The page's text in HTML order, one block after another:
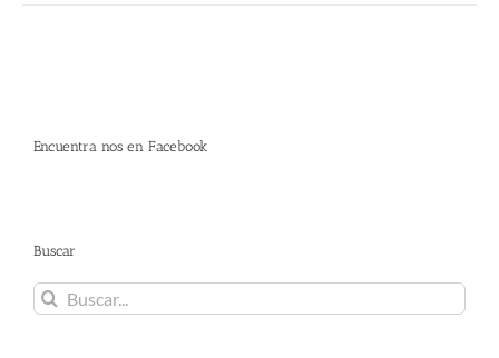
Encuentra nos en Facebook
Buscar
Buscar: